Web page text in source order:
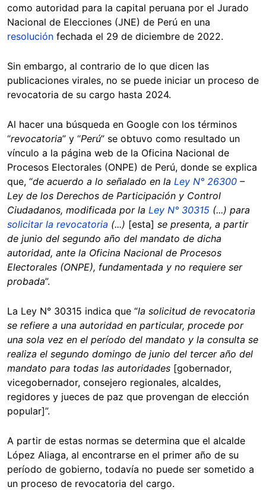
como autoridad para la capital peruana por el Jurado
Nacional de Elecciones (JNE) de Perú en una
resolución fechada el 29 de diciembre de 2022.
Sin embargo, al contrario de lo que dicen las
publicaciones virales, no se puede iniciar un proceso de
revocatoria de su cargo hasta 2024.
Al hacer una búsqueda en Google con los términos
“revocatoria” y “Perú” se obtuvo como resultado un
vínculo a la página web de la Oficina Nacional de
Procesos Electorales (ONPE) de Perú, donde se explica
que, “de acuerdo a lo señalado en la Ley N° 26300 –
Ley de los Derechos de Participación y Control
Ciudadanos, modificada por la Ley N° 30315 (...) para
solicitar la revocatoria (...) [esta] se presenta, a partir
de junio del segundo año del mandato de dicha
autoridad, ante la Oficina Nacional de Procesos
Electorales (ONPE), fundamentada y no requiere ser
probada”.
La Ley N° 30315 indica que “la solicitud de revocatoria
se refiere a una autoridad en particular, procede por
una sola vez en el período del mandato y la consulta se
realiza el segundo domingo de junio del tercer año del
mandato para todas las autoridades [gobernador,
vicegobernador, consejero regionales, alcaldes,
regidores y jueces de paz que provengan de elección
popular]”.
A partir de estas normas se determina que el alcalde
López Aliaga, al encontrarse en el primer año de su
período de gobierno, todavía no puede ser sometido a
un proceso de revocatoria del cargo.